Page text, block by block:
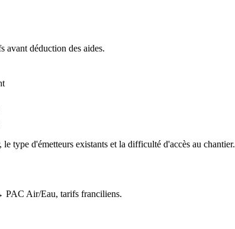
avant déduction des aides.
type d'émetteurs existants et la difficulté d'accès au chantier.
PAC Air/Eau, tarifs franciliens.